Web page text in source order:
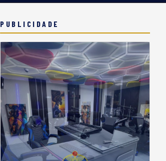
PUBLICIDADE